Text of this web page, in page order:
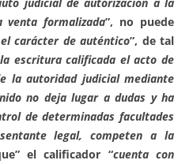
formalizada”, no puede
carácter de auténtico”, de tal
escritura calificada el acto de
la autoridad judicial mediante
no deja lugar a dudas y ha
de determinadas facultades
legal, competen a la
el calificador “cuenta con